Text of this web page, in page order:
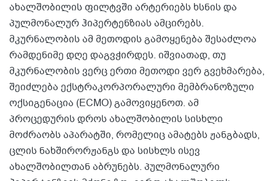
ახალშობილის ფილტვში არტერიებს ხსნის და
პულმონალურ ჰიპერტენზიას ამცირებს.
მკურნალობის ამ მეთოდის გამოყენება შესაძლოა
რამდენიმე დღე დაგვჭირდეს. იშვიათად, თუ
მკურნალობის ვერც ერთი მეთოდი ვერ გვეხმარება,
შეიძლება ექსტრაკორპორალური მემბრანოზული
ოქსიგენაცია (ECMO) გამოვიყენოთ. ამ
პროცედურის დროს ახალშობილის სისხლი
მოძრაობს აპარატში, რომელიც ამატებს ჟანგბადს,
ცლის ნახშირორჟანგს და სისხლს ისევ
ახალშობილთან აბრუნებს. პულმონალური